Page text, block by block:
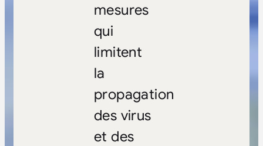
mesures
qui
limitent
la
propagation
des virus
et des